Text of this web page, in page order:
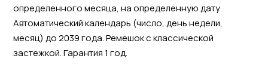
определенного месяца, на определенную дату.
Автоматический календарь (число, день недели,
месяц) до 2039 года. Ремешок с классической
застежкой. Гарантия 1 год.